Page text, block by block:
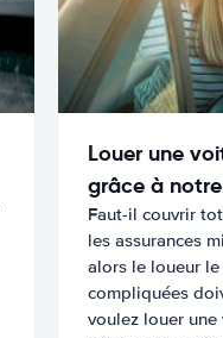
Louer une
grâce à
Faut-il couvrir
les assurances
alors le loueur
compliquées
voulez louer une